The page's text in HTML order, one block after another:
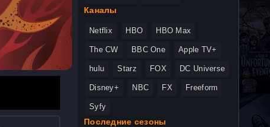
Каналы
Netflix HBO HBO Max
The CW BBC One Apple TV+
hulu Starz FOX DC Universe
Disney+ NBC FX Freeform
Syfy
Последние сезоны